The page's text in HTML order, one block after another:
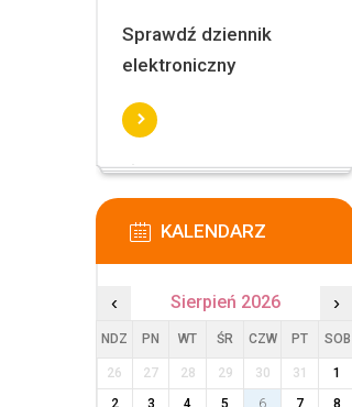
Sprawdź dziennik
elektroniczny
KALENDARZ
‹ Sierpień 2026 ›
NDZ PN WT ŚR CZW PT SOB
26 27 28 29 30 31
1